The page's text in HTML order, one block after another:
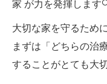
家 が力を発揮します
大切な家を守るために
まずは「どちらの治
することがとても大